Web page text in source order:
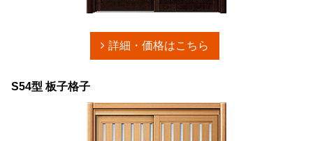
詳細・価格はこちら
S54型 板子格子